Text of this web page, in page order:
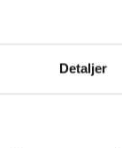
Detaljer
Kirken
og LGBT+ miljøet